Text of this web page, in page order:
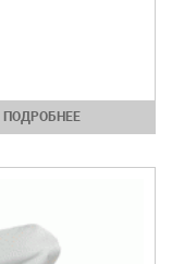
ПОДРОБНЕЕ